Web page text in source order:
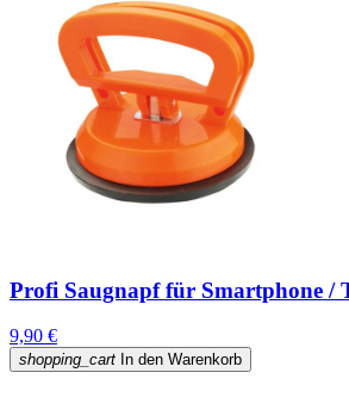
Profi Saugnapf für Smartphone /
9,90 €
shopping_cart In den Warenkorb